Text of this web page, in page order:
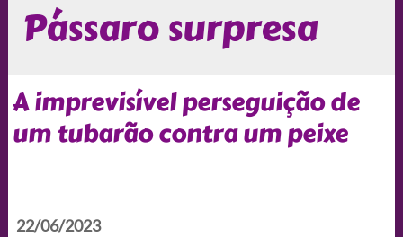
Pássaro surpresa
A imprevisível perseguição de
um tubarão contra um peixe
22/06/2023